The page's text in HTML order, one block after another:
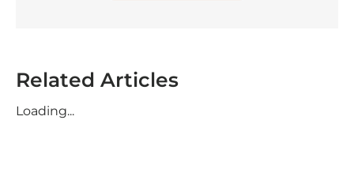
Related Articles
Loading...